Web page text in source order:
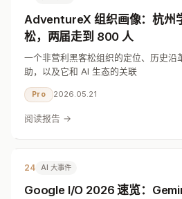
AdventureX 组织画像：杭州
松，两届走到 800 人
一个非营利黑客松组织的定位、历史沿
助，以及它和 AI 生态的关联
Pro 2026.05.21
阅读报告 →
24 AI 大事件
Google I/O 2026 速览：